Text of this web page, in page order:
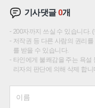
기사댓글0개
200자까지 쓰실 수 있습니다.
저작권 등 다른 사람의 권리
를 받을 수 있습니다.
타인에게 불쾌감을 주는 욕설
리자의 판단에 의해 삭제 합니